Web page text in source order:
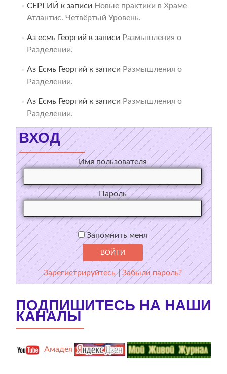
СЕРГИЙ к записи Новые практики в Храме
Атлантис. Четвёртый Уровень.
Аз есмь Георгий к записи Размышления о
Разделении.
Аз Есмь Георгий к записи Размышления о
Разделении.
Аз Есмь Георгий к записи Размышления о
Разделении.
ВХОД
Имя пользователя
Пароль
Запомнить меня
Зарегистрируйтесь |Забыли пароль?
ПОДПИШИТЕСЬ НА НАШИ
КАНАЛЫ
Амадея